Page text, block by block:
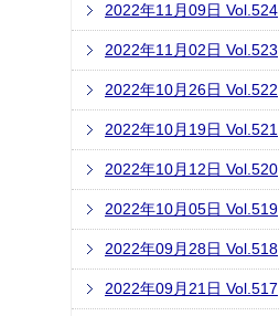
2022年11月09日 Vol.524
2022年11月02日 Vol.523
2022年10月26日 Vol.522
2022年10月19日 Vol.521
2022年10月12日 Vol.520
2022年10月05日 Vol.519
2022年09月28日 Vol.518
2022年09月21日 Vol.517